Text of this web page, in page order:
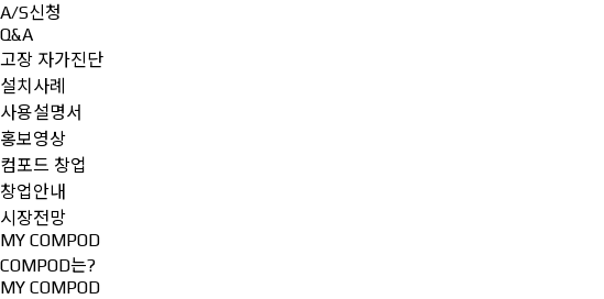
A/S신청
Q&A
고장 자가진단
설치사례
사용설명서
홍보영상
컴포드 창업
창업안내
시장전망
MY COMPOD
COMPOD는?
MY COMPOD